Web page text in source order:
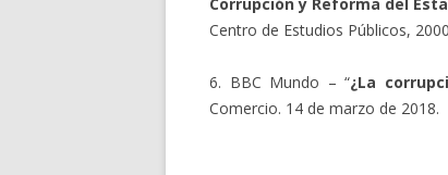
Centro de Estudios Públicos,
6. BBC Mundo – “¿La
Comercio. 14 de marzo de 2018.